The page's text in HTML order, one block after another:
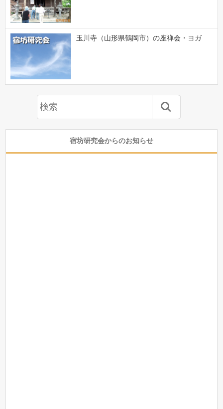
玉川寺（山形県鶴岡市）の座禅会・ヨガ
宿坊研究会からのお知らせ